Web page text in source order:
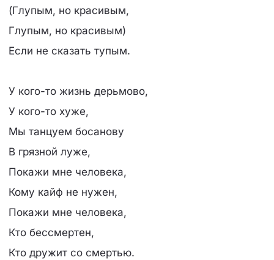
(Глупым, но красивым,
Глупым, но красивым)
Если не сказать тупым.
У кого-то жизнь дерьмово,
У кого-то хуже,
Мы танцуем босанову
В грязной луже,
Покажи мне человека,
Кому кайф не нужен,
Покажи мне человека,
Кто бессмертен,
Кто дружит со смертью.